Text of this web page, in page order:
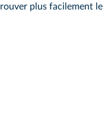
plus facilement